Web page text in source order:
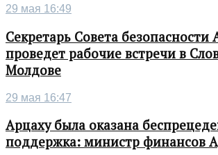
29 мая 16:49
Секретарь Совета
проведет рабочие встречи в
Молдове
29 мая 16:47
Арцаху была оказана
поддержка: министр финансов